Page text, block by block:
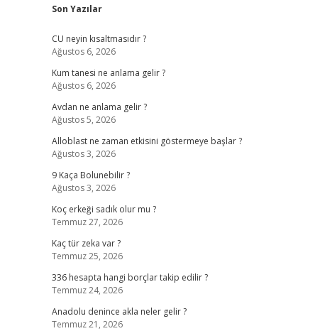
Sidebar
Son Yazılar
CU neyin kısaltmasıdır ?
Ağustos 6, 2026
Kum tanesi ne anlama gelir ?
Ağustos 6, 2026
Avdan ne anlama gelir ?
Ağustos 5, 2026
Alloblast ne zaman etkisini göstermeye başlar ?
Ağustos 3, 2026
9 Kaça Bolunebilir ?
Ağustos 3, 2026
Koç erkeği sadık olur mu ?
Temmuz 27, 2026
Kaç tür zeka var ?
Temmuz 25, 2026
336 hesapta hangi borçlar takip edilir ?
Temmuz 24, 2026
Anadolu denince akla neler gelir ?
Temmuz 21, 2026